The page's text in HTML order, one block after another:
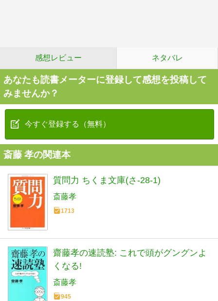
感想レビュー ネタバレ
あなたも読書メーターに登録して感想を投稿して
みませんか？
今すぐ登録する（無料）
斎藤 孝の関連本
質問力 ちくま文庫(さ-28-1)
斎藤孝
1713
齋藤孝の速読塾: これで頭がグングンよ
くなる!
斎藤孝
945